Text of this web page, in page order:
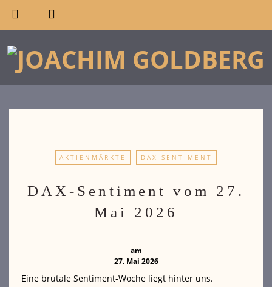
AKTIENMÄRKTE DAX-SENTIMENT
DAX-Sentiment vom 27.
Mai 2026
am
27. Mai 2026
Eine brutale Sentiment-Woche liegt hinter uns.